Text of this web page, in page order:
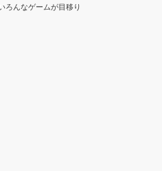
ろんなゲームが目移り